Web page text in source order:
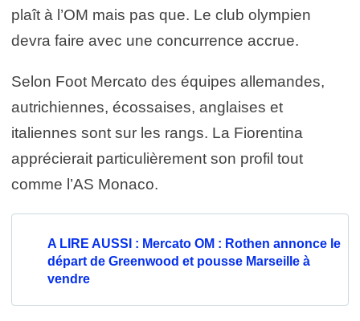
plaît à l’OM mais pas que. Le club olympien
devra faire avec une concurrence accrue.
Selon Foot Mercato des équipes allemandes,
autrichiennes, écossaises, anglaises et
italiennes sont sur les rangs. La Fiorentina
apprécierait particulièrement son profil tout
comme l’AS Monaco.
A LIRE AUSSI : Mercato OM : Rothen annonce le
départ de Greenwood et pousse Marseille à
vendre